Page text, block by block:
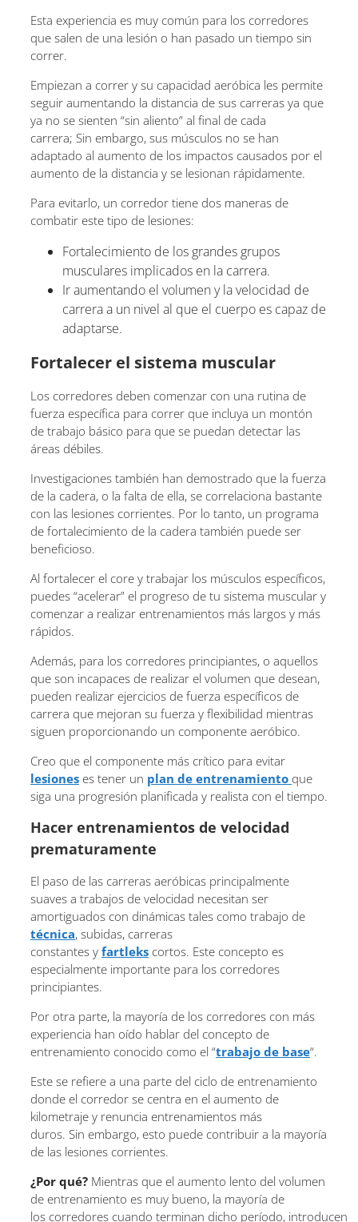
Esta experiencia es muy común para los corredores
que salen de una lesión o han pasado un tiempo sin
correr.
Empiezan a correr y su capacidad aeróbica les permite
seguir aumentando la distancia de sus carreras ya que
ya no se sienten “sin aliento” al final de cada
carrera; Sin embargo, sus músculos no se han
adaptado al aumento de los impactos causados ​​por el
aumento de la distancia y se lesionan rápidamente.
Para evitarlo, un corredor tiene dos maneras de
combatir este tipo de lesiones:
Fortalecimiento de los grandes grupos
musculares implicados en la carrera.
Ir aumentando el volumen y la velocidad de
carrera a un nivel al que el cuerpo es capaz de
adaptarse.
Fortalecer el sistema muscular
Los corredores deben comenzar con una rutina de
fuerza específica para correr que incluya un montón
de trabajo básico para que se puedan detectar las
áreas débiles.
Investigaciones también han demostrado que la fuerza
de la cadera, o la falta de ella, se correlaciona bastante
con las lesiones corrientes. Por lo tanto, un programa
de fortalecimiento de la cadera también puede ser
beneficioso.
Al fortalecer el core y trabajar los músculos específicos,
puedes “acelerar” el progreso de tu sistema muscular y
comenzar a realizar entrenamientos más largos y más
rápidos.
Además, para los corredores principiantes, o aquellos
que son incapaces de realizar el volumen que desean,
pueden realizar ejercicios de fuerza específicos de
carrera que mejoran su fuerza y ​​flexibilidad mientras
siguen proporcionando un componente aeróbico.
Creo que el componente más crítico para evitar
lesiones es tener un plan de entrenamiento que
siga una progresión planificada y realista con el tiempo.
Hacer entrenamientos de velocidad
prematuramente
El paso de las carreras aeróbicas principalmente
suaves a trabajos de velocidad necesitan ser
amortiguados con dinámicas tales como trabajo de
técnica, subidas, carreras
constantes y fartleks cortos. Este concepto es
especialmente importante para los corredores
principiantes.
Por otra parte, la mayoría de los corredores con más
experiencia han oído hablar del concepto de
entrenamiento conocido como el “trabajo de base“.
Este se refiere a una parte del ciclo de entrenamiento
donde el corredor se centra en el aumento de
kilometraje y renuncia entrenamientos más
duros. Sin embargo, esto puede contribuir a la mayoría
de las lesiones corrientes.
¿Por qué? Mientras que el aumento lento del volumen
de entrenamiento es muy bueno, la mayoría de
los corredores cuando terminan dicho período, introducen